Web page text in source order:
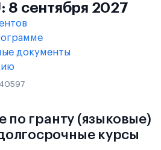
8 сентября 2027
документы
40597
по гранту (языковые)
курсы